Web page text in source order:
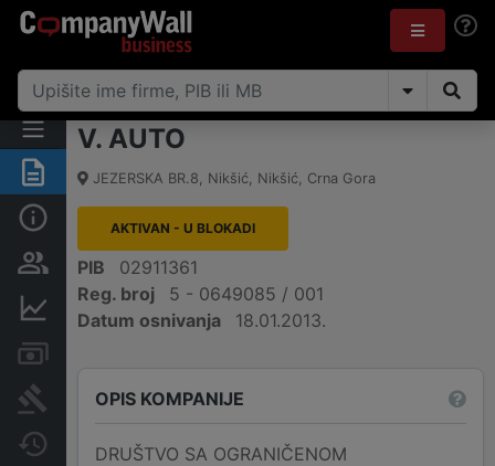
Sažetak
Osobe i vlasništvo
Finansijski podaci
Arhiva sudskih objava
Promjene
V. AUTO
JEZERSKA BR.8, Nikšić, Nikšić, Crna Gora
AKTIVAN - U BLOKADI
PIB
02911361
Reg. broj
5 - 0649085 / 001
Datum osnivanja
18.01.2013.
OPIS KOMPANIJE
DRUŠTVO SA OGRANIČENOM